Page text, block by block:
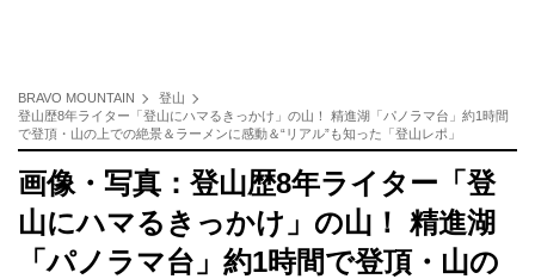
BRAVO MOUNTAIN
登山
登山歴8年ライター「登山にハマるきっかけ」の山！ 精進湖「パノラマ台」約1時間
で登頂・山の上での絶景＆ラーメンに感動＆“リアル”も知った「登山レポ」
画像・写真：登山歴8年ライター「登
山にハマるきっかけ」の山！ 精進湖
「パノラマ台」約1時間で登頂・山の